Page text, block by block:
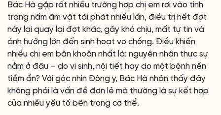
Bác Hà gặp rất nhiều trường hợp chị em rơi vào tình
trạng nấm âm vật tái phát nhiều lần, điều trị hết đợt
này lại quay lại đợt khác, gây khó chịu, mất tự tin và
ảnh hưởng lớn đến sinh hoạt vợ chồng. Điều khiến
nhiều chị em băn khoăn nhất là: nguyên nhân thực sự
nằm ở đâu – do vi sinh, nội tiết hay do một bệnh nền
tiềm ẩn? Với góc nhìn Đông y, Bác Hà nhận thấy đây
không phải là vấn đề đơn lẻ mà thường là sự kết hợp
của nhiều yếu tố bên trong cơ thể.